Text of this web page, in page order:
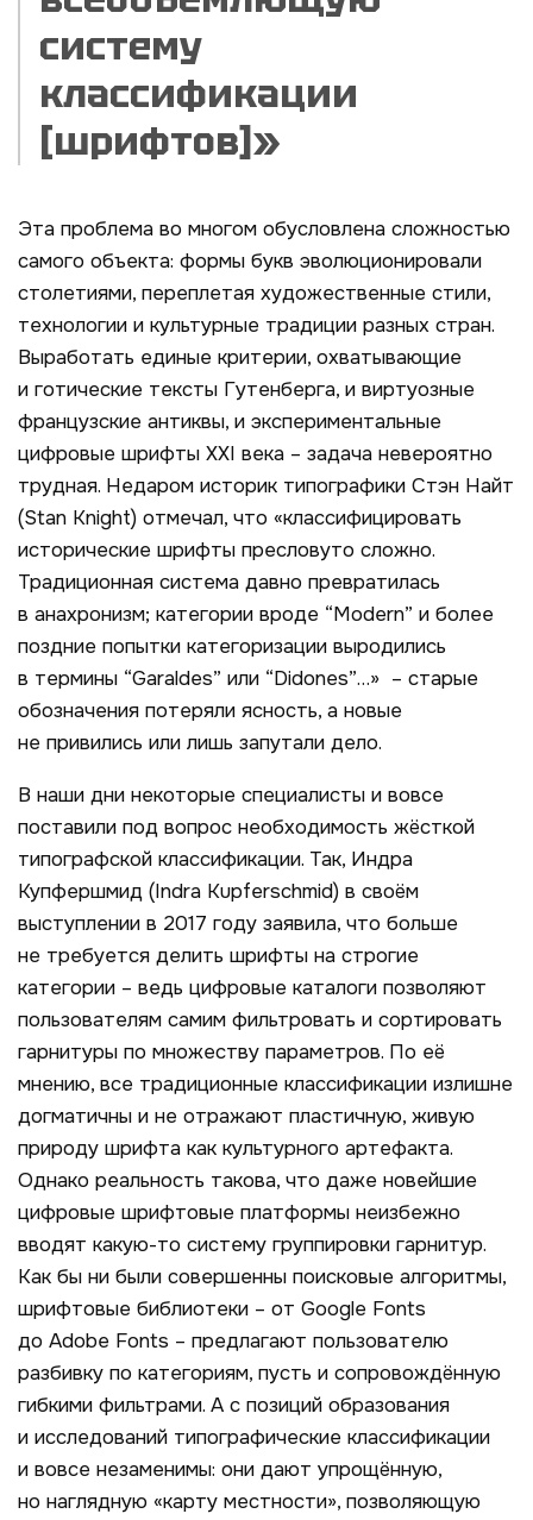
систему
классификации
[шрифтов]»
Эта проблема во многом обусловлена сложностью
самого объекта: формы букв эволюционировали
столетиями, переплетая художественные стили,
технологии и культурные традиции разных стран.
Выработать единые критерии, охватывающие
и готические тексты Гутенберга, и виртуозные
французские антиквы, и экспериментальные
цифровые шрифты XXI века – задача невероятно
трудная. Недаром историк типографики Стэн Найт
(Stan Knight) отмечал, что «классифицировать
исторические шрифты пресловуто сложно.
Традиционная система давно превратилась
в анахронизм; категории вроде “Modern” и более
поздние попытки категоризации выродились
в термины “Garaldes” или “Didones”…» – старые
обозначения потеряли ясность, а новые
не привились или лишь запутали дело.
В наши дни некоторые специалисты и вовсе
поставили под вопрос необходимость жёсткой
типографской классификации. Так, Индра
Купфершмид (Indra Kupferschmid) в своём
выступлении в 2017 году заявила, что больше
не требуется делить шрифты на строгие
категории – ведь цифровые каталоги позволяют
пользователям самим фильтровать и сортировать
гарнитуры по множеству параметров. По её
мнению, все традиционные классификации излишне
догматичны и не отражают пластичную, живую
природу шрифта как культурного артефакта.
Однако реальность такова, что даже новейшие
цифровые шрифтовые платформы неизбежно
вводят какую-то систему группировки гарнитур.
Как бы ни были совершенны поисковые алгоритмы,
шрифтовые библиотеки – от Google Fonts
до Adobe Fonts – предлагают пользователю
разбивку по категориям, пусть и сопровождённую
гибкими фильтрами. А с позиций образования
и исследований типографические классификации
и вовсе незаменимы: они дают упрощённую,
но наглядную «карту местности», позволяющую